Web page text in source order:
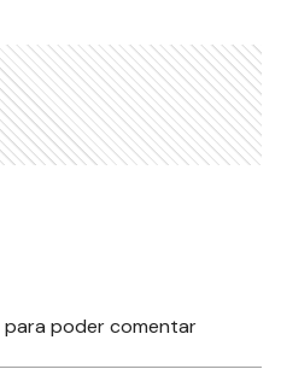
para poder comentar